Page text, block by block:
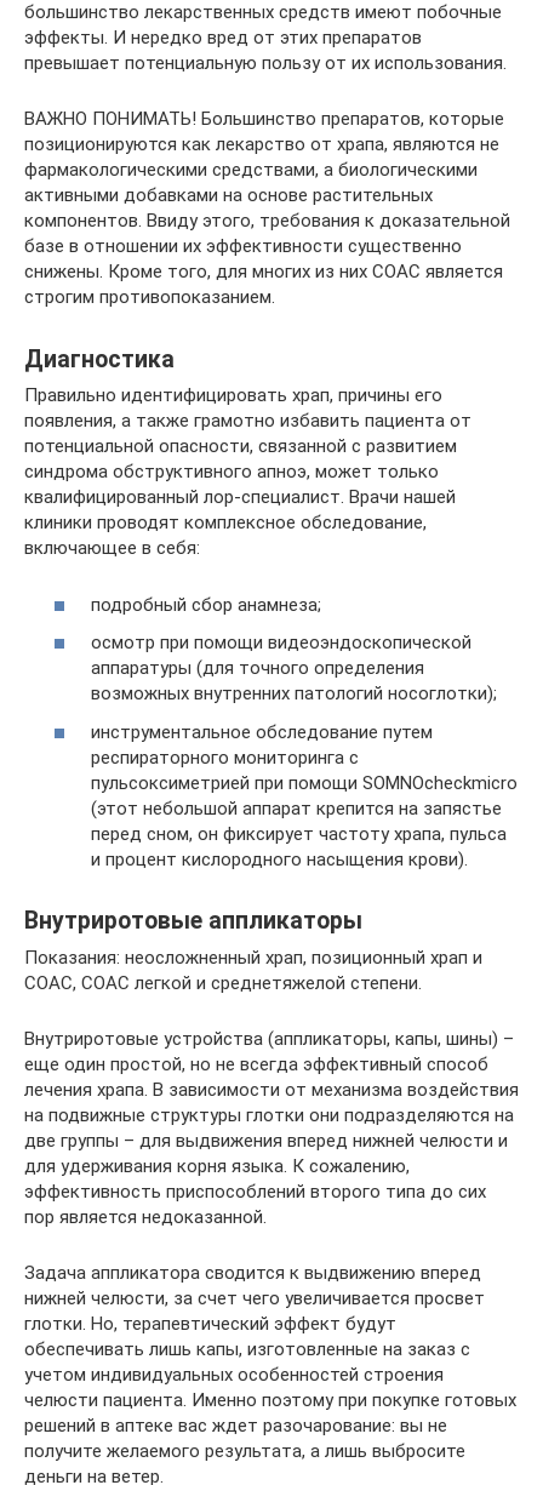
большинство лекарственных средств имеют побочные
эффекты. И нередко вред от этих препаратов
превышает потенциальную пользу от их использования.
ВАЖНО ПОНИМАТЬ! Большинство препаратов, которые
позиционируются как лекарство от храпа, являются не
фармакологическими средствами, а биологическими
активными добавками на основе растительных
компонентов. Ввиду этого, требования к доказательной
базе в отношении их эффективности существенно
снижены. Кроме того, для многих из них СОАС является
строгим противопоказанием.
Диагностика
Правильно идентифицировать храп, причины его
появления, а также грамотно избавить пациента от
потенциальной опасности, связанной с развитием
синдрома обструктивного апноэ, может только
квалифицированный лор-специалист. Врачи нашей
клиники проводят комплексное обследование,
включающее в себя:
подробный сбор анамнеза;
осмотр при помощи видеоэндоскопической
аппаратуры (для точного определения
возможных внутренних патологий носоглотки);
инструментальное обследование путем
респираторного мониторинга с
пульсоксиметрией при помощи SOMNOcheckmicro
(этот небольшой аппарат крепится на запястье
перед сном, он фиксирует частоту храпа, пульса
и процент кислородного насыщения крови).
Внутриротовые аппликаторы
Показания: неосложненный храп, позиционный храп и
СОАС, СОАС легкой и среднетяжелой степени.
Внутриротовые устройства (аппликаторы, капы, шины) –
еще один простой, но не всегда эффективный способ
лечения храпа. В зависимости от механизма воздействия
на подвижные структуры глотки они подразделяются на
две группы – для выдвижения вперед нижней челюсти и
для удерживания корня языка. К сожалению,
эффективность приспособлений второго типа до сих
пор является недоказанной.
Задача аппликатора сводится к выдвижению вперед
нижней челюсти, за счет чего увеличивается просвет
глотки. Но, терапевтический эффект будут
обеспечивать лишь капы, изготовленные на заказ с
учетом индивидуальных особенностей строения
челюсти пациента. Именно поэтому при покупке готовых
решений в аптеке вас ждет разочарование: вы не
получите желаемого результата, а лишь выбросите
деньги на ветер.